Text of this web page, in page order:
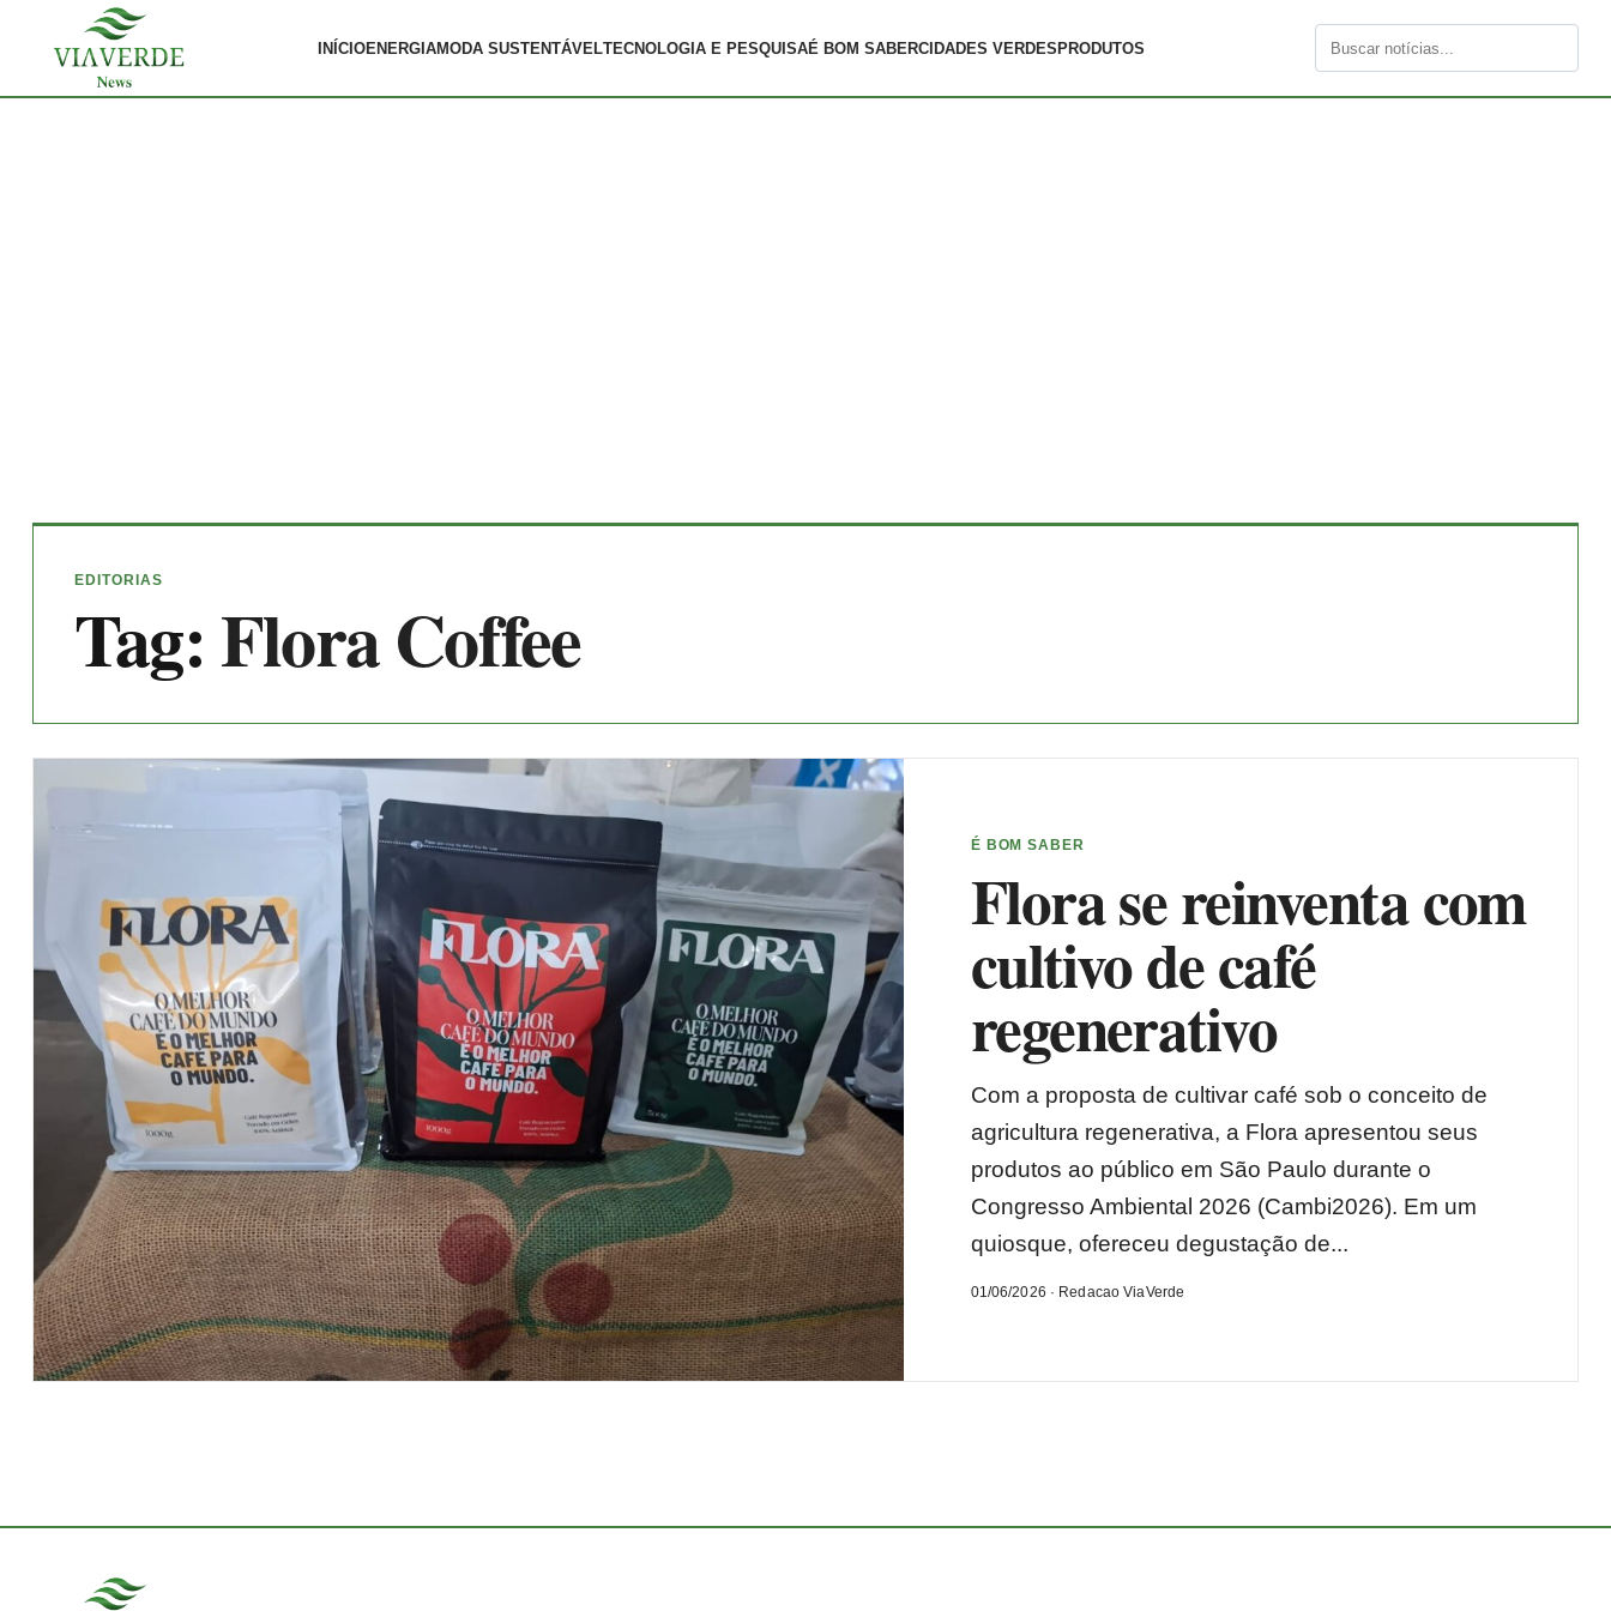
INÍCIOENERGIAMODA SUSTENTÁVELTECNOLOGIA E PESQUISAÉ BOM SABERCIDADES VERDES PRODUTOS
Buscar
EDITORIAS
Tag:Flora Coffee
É BOM SABER
Flora se reinventa com
cultivo de café
regenerativo
Com a proposta de cultivar café sob o conceito de
agricultura regenerativa, a Flora apresentou seus
produtos ao público em São Paulo durante o
Congresso Ambiental 2026 (Cambi2026). Em um
quiosque, ofereceu degustação de...
01/06/2026 · Redacao ViaVerde